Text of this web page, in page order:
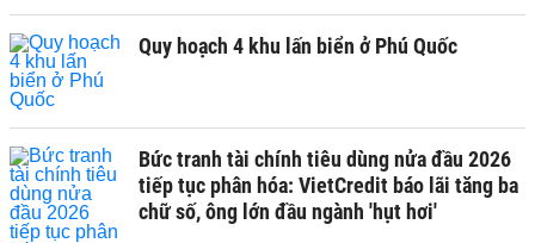
Quy hoạch 4 khu lấn biển ở Phú Quốc
Bức tranh tài chính tiêu dùng nửa đầu 2026
tiếp tục phân hóa: VietCredit báo lãi tăng ba
chữ số, ông lớn đầu ngành 'hụt hơi'